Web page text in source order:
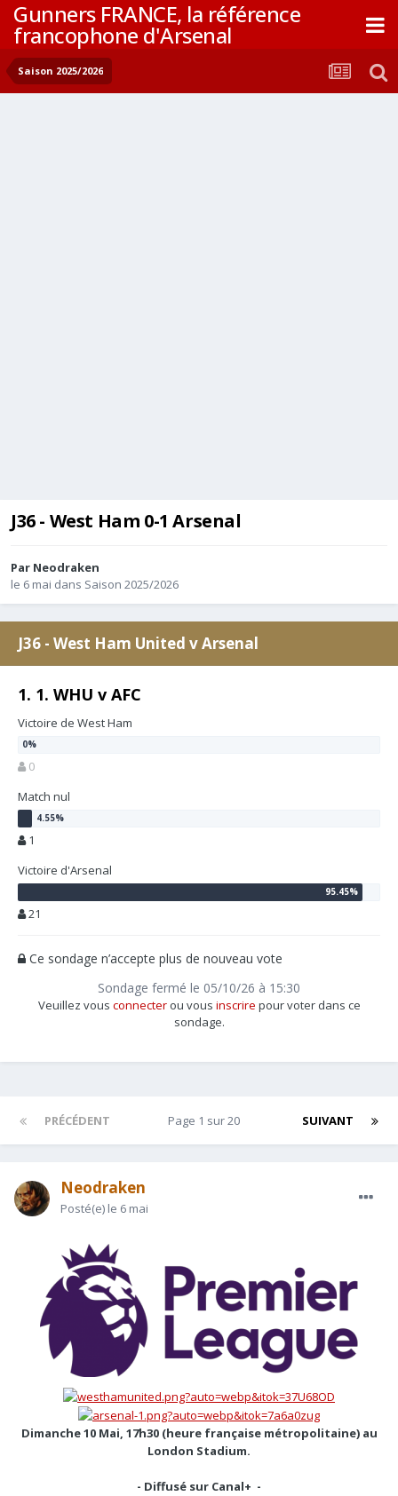
Gunners FRANCE, la référence
francophone d'Arsenal
Saison 2025/2026
J36 - West Ham 0-1 Arsenal
Par Neodraken
le 6 mai dans Saison 2025/2026
J36 - West Ham United v Arsenal
1. 1. WHU v AFC
Victoire de West Ham
0
Match nul
1
Victoire d'Arsenal
21
Ce sondage n’accepte plus de nouveau vote
Veuillez vous connecterou vous inscrire pour voter dans ce
sondage.
Sondage fermé le 05/10/26 à 15:30
PRÉCÉDENT SUIVANT
Page 1 sur 20
Neodraken
Posté(e) le 6 mai
Dimanche 10 Mai, 17h30 (heure française métropolitaine)au
London Stadium.
- Diffusé sur Canal+ -